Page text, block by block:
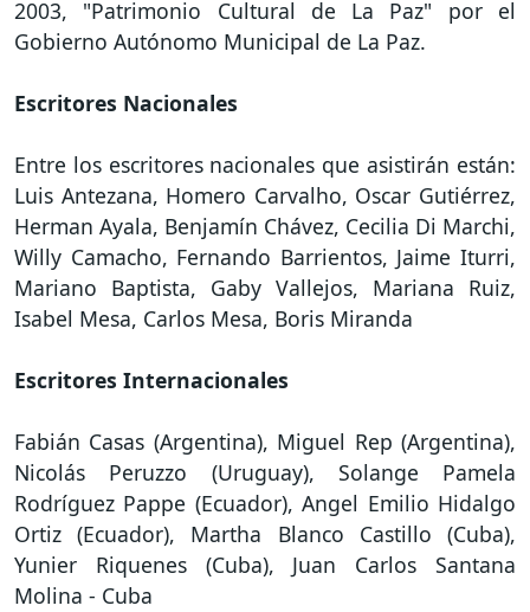
2003, "Patrimonio Cultural de La Paz" por el
Gobierno Autónomo Municipal de La Paz.
Escritores Nacionales
Entre los escritores nacionales que asistirán están:
Luis Antezana, Homero Carvalho, Oscar Gutiérrez,
Herman Ayala, Benjamín Chávez, Cecilia Di Marchi,
Willy Camacho, Fernando Barrientos, Jaime Iturri,
Mariano Baptista, Gaby Vallejos, Mariana Ruiz,
Isabel Mesa, Carlos Mesa, Boris Miranda
Escritores Internacionales
Fabián Casas (Argentina), Miguel Rep (Argentina),
Nicolás Peruzzo (Uruguay), Solange Pamela
Rodríguez Pappe (Ecuador), Angel Emilio Hidalgo
Ortiz (Ecuador), Martha Blanco Castillo (Cuba),
Yunier Riquenes (Cuba), Juan Carlos Santana
Molina - Cuba